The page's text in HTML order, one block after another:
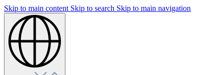
Skip to main content Skip to search Skip to main navigation